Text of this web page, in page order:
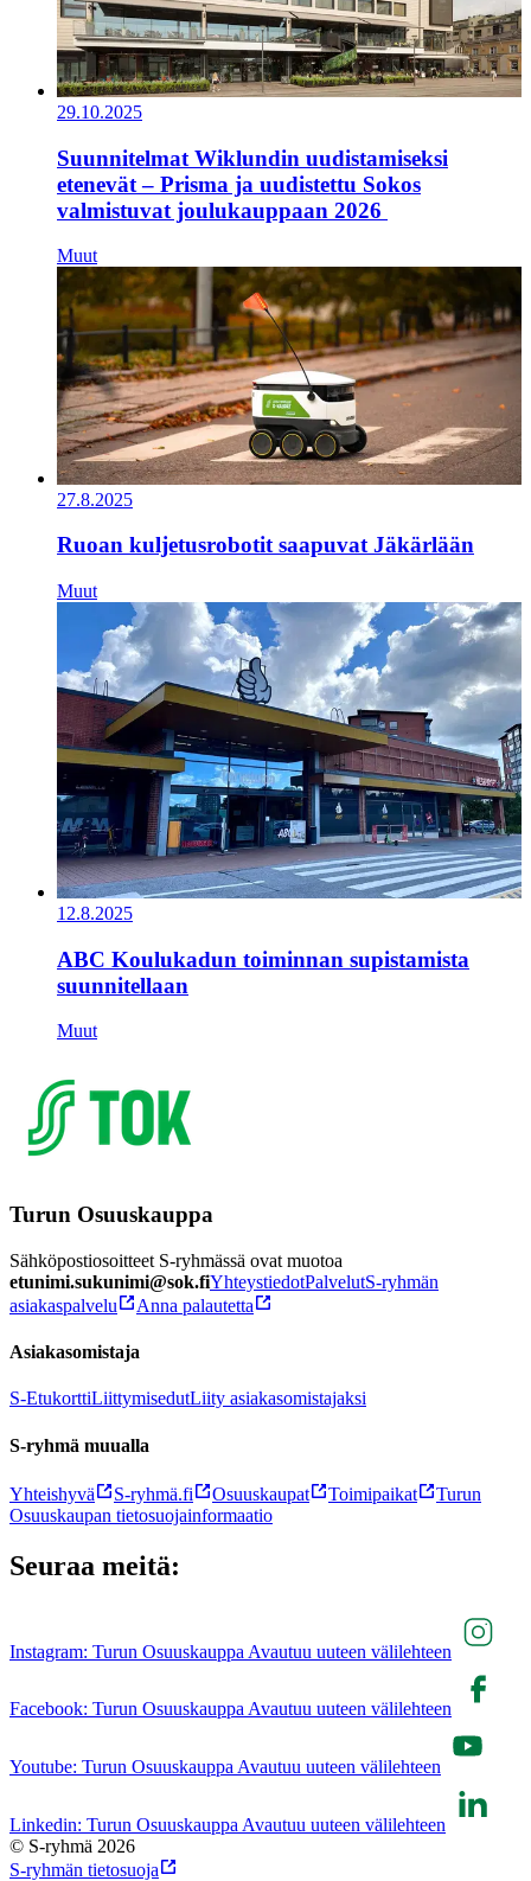
29.10.2025
Suunnitelmat Wiklundin uudistamiseksi
etenevät – Prisma ja uudistettu Sokos
valmistuvat joulukauppaan 2026
Muut
27.8.2025
Ruoan kuljetusrobotit saapuvat Jäkärlään
Muut
12.8.2025
ABC Koulukadun toiminnan supistamista
suunnitellaan
Muut
Turun Osuuskauppa
Sähköpostiosoitteet S-ryhmässä ovat muotoa
etunimi.sukunimi@sok.fiYhteystiedotPalvelutS-ryhmän
asiakaspalvelu
Anna palautetta
Asiakasomistaja
S-EtukorttiLiittymisedutLiity asiakasomistajaksi
S-ryhmä muualla
Yhteishyvä S-ryhmä.fi Osuuskaupat Toimipaikat
Turun
Osuuskaupan tietosuojainformaatio
Seuraa meitä:
Instagram: Turun Osuuskauppa Avautuu uuteen välilehteen
Facebook: Turun Osuuskauppa Avautuu uuteen välilehteen
Youtube: Turun Osuuskauppa Avautuu uuteen välilehteen
Linkedin: Turun Osuuskauppa Avautuu uuteen välilehteen
© S-ryhmä 2026
S-ryhmän tietosuoja